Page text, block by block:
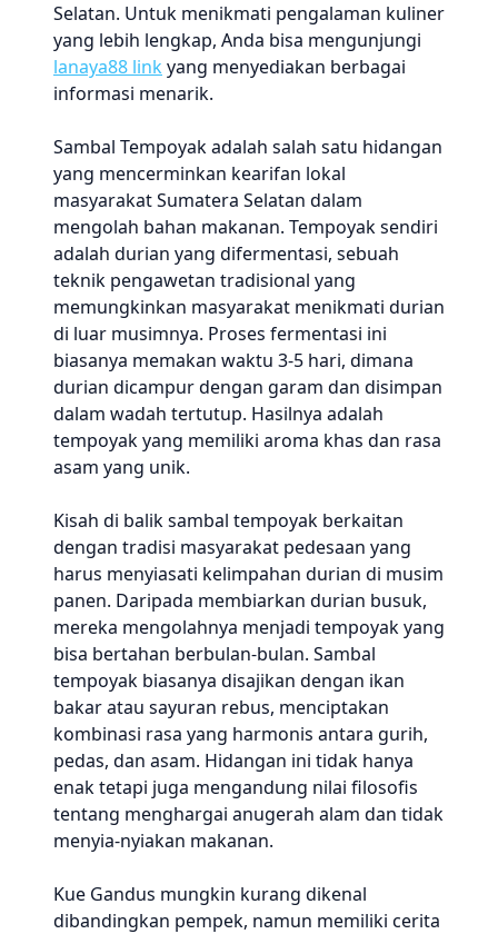
Selatan. Untuk menikmati pengalaman kuliner
yang lebih lengkap, Anda bisa mengunjungi
lanaya88 link yang menyediakan berbagai
informasi menarik.
Sambal Tempoyak adalah salah satu hidangan
yang mencerminkan kearifan lokal
masyarakat Sumatera Selatan dalam
mengolah bahan makanan. Tempoyak sendiri
adalah durian yang difermentasi, sebuah
teknik pengawetan tradisional yang
memungkinkan masyarakat menikmati durian
di luar musimnya. Proses fermentasi ini
biasanya memakan waktu 3-5 hari, dimana
durian dicampur dengan garam dan disimpan
dalam wadah tertutup. Hasilnya adalah
tempoyak yang memiliki aroma khas dan rasa
asam yang unik.
Kisah di balik sambal tempoyak berkaitan
dengan tradisi masyarakat pedesaan yang
harus menyiasati kelimpahan durian di musim
panen. Daripada membiarkan durian busuk,
mereka mengolahnya menjadi tempoyak yang
bisa bertahan berbulan-bulan. Sambal
tempoyak biasanya disajikan dengan ikan
bakar atau sayuran rebus, menciptakan
kombinasi rasa yang harmonis antara gurih,
pedas, dan asam. Hidangan ini tidak hanya
enak tetapi juga mengandung nilai filosofis
tentang menghargai anugerah alam dan tidak
menyia-nyiakan makanan.
Kue Gandus mungkin kurang dikenal
dibandingkan pempek, namun memiliki cerita